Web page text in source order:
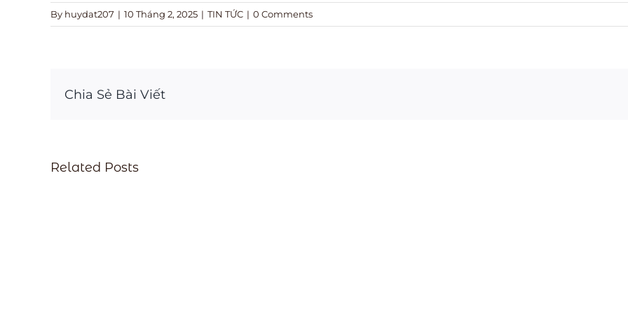
By huydat207 | 10 Tháng 2, 2025 | TIN TỨC | 0 Comments
Chia Sẻ Bài Viết
Related Posts